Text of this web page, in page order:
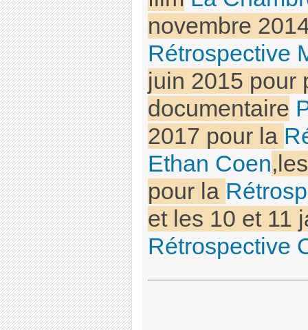
novembre
Rétrospective
juin 2015 pour
documentaire
2017 pour la
Ethan Coen
pour la
et les 10 et 11
Rétrospective